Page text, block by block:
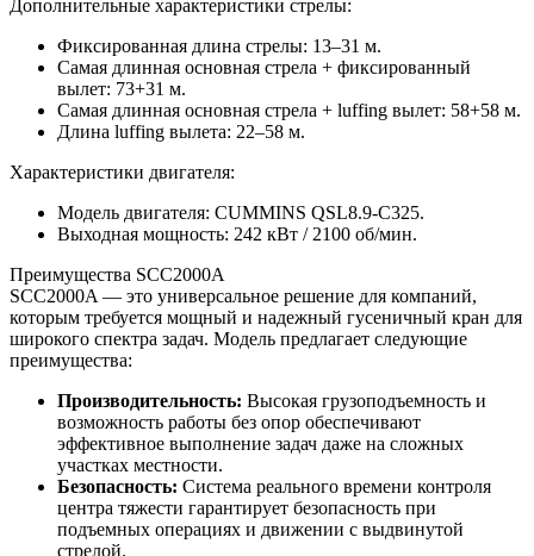
Дополнительные характеристики стрелы:
Фиксированная длина стрелы: 13–31 м.
Самая длинная основная стрела + фиксированный
вылет: 73+31 м.
Самая длинная основная стрела + luffing вылет: 58+58 м.
Длина luffing вылета: 22–58 м.
Характеристики двигателя:
Модель двигателя: CUMMINS QSL8.9-C325.
Выходная мощность: 242 кВт / 2100 об/мин.
Преимущества SCC2000A
SCC2000A — это универсальное решение для компаний,
которым требуется мощный и надежный гусеничный кран для
широкого спектра задач. Модель предлагает следующие
преимущества:
Производительность: Высокая грузоподъемность и
возможность работы без опор обеспечивают
эффективное выполнение задач даже на сложных
участках местности.
Безопасность: Система реального времени контроля
центра тяжести гарантирует безопасность при
подъемных операциях и движении с выдвинутой
стрелой.